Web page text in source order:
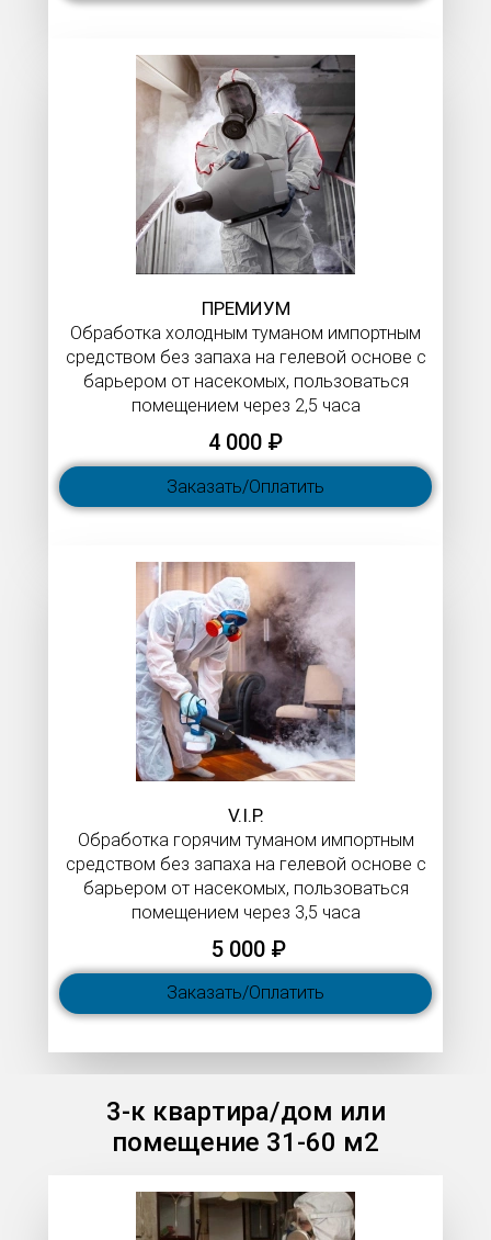
ПРЕМИУМ
Обработка холодным туманом импортным
средством без запаха на гелевой основе с
барьером от насекомых, пользоваться
помещением через 2,5 часа
4 000 ₽
Заказать/Оплатить
V.I.P.​​​​​​​
Обработка горячим туманом импортным
средством без запаха на гелевой основе с
барьером от насекомых, пользоваться
помещением через 3,5 часа
5 000 ₽
Заказать/Оплатить
3-к квартира/дом или
помещение 31-60 м2